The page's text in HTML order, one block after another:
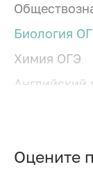
Биология
Химия ОГЭ
Английский
Оцените